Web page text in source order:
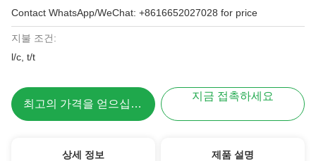
Contact WhatsApp/WeChat: +8616652027028 for price
지불 조건:
l/c, t/t
최고의 가격을 얻으십시오
지금 접촉하세요
상세 정보 제품 설명